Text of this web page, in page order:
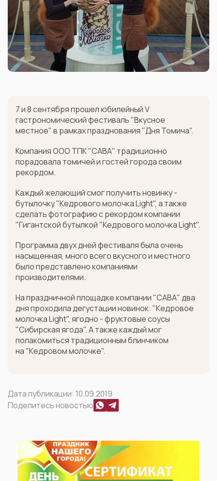
7 и 8 сентября прошел юбилейный V
гастрономический фестиваль "Вкусное
местное" в рамках празднования "Дня Томича".
Компания ООО ТПК "САВА" традиционно
порадовала томичей и гостей города своим
рекордом.
Каждый желающий смог получить новинку -
бутылочку "Кедрового молочка Light", а также
сделать фотографию с рекордом компании
"Гигантской бутылкой "Кедрового молочка Light".
Программа двух дней фестиваля была очень
насыщенная, много всего вкусного и местного
было представлено компаниями
производителями.
На праздничной площадке компании "САВА" два
дня проходила дегустации новинок: "Кедровое
молочка Light", ягодно - фруктовые соусы
"Сибирская ягода". А также каждый мог
полакомиться традиционным блинчиком
на "Кедровом молочке".
Дата публикации: 10.09.2019
Поделитесь новостью